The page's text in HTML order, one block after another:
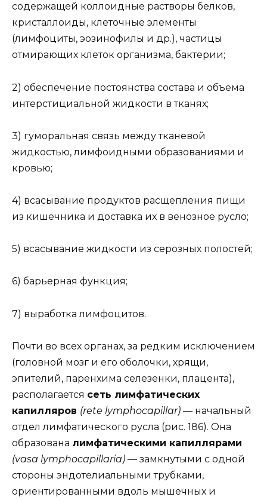
содержащей коллоидные растворы белков,
кристаллоиды, клеточные элементы
(лимфоциты, эозинофилы и др.), частицы
отмирающих клеток организма, бактерии;
2) обеспечение постоянства состава и объема
интерстициальной жидкости в тканях;
3) гуморальная связь между тканевой
жидкостью, лимфоидными образованиями и
кровью;
4) всасывание продуктов расщепления пищи
из кишечника и доставка их в венозное русло;
5) всасывание жидкости из серозных полостей;
6) барьерная функция;
7) выработка лимфоцитов.
Почти во всех органах, за редким исключением
(головной мозг и его оболочки, хрящи,
эпителий, паренхима селезенки, плацента),
располагается сеть лимфатических
капилляров (rete lymphocapillar) — начальный
отдел лимфатического русла (рис. 186). Она
образована лимфатическими капиллярами
(vasa lymphocapillaria) — замкнутыми с одной
стороны эндотелиальными трубками,
ориентированными вдоль мышечных и